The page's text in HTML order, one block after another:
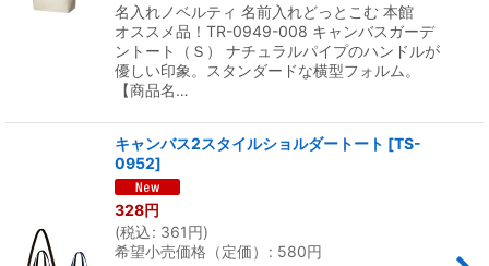
名入れノベルティ 名前入れどっとこむ 本館
オススメ品！TR-0949-008 キャンバスガーデ
ントート（Ｓ） ナチュラルパイプのハンドルが
優しい印象。スタンダードな横型フォルム。
【商品名…
キャンバス2スタイルショルダートート [TS-
0952]
328円
(税込: 361 円)
希望小売価格（定価）
: 580円